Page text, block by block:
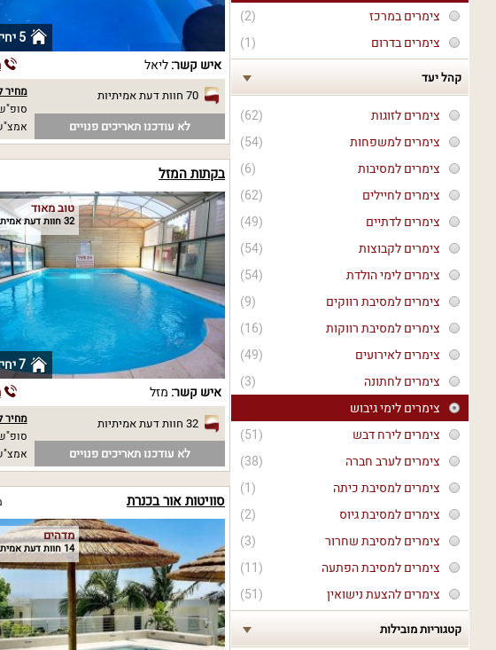
(2)
צימרים במרכז
(1)
צימרים בדרום
קהל יעד
(62)
צימרים לזוגות
(54)
צימרים למשפחות
(6)
צימרים למסיבות
(62)
צימרים לחיילים
(49)
צימרים לדתיים
(54)
צימרים לקבוצות
(54)
צימרים לימי הולדת
(9)
צימרים למסיבת רווקים
(16)
צימרים למסיבת רווקות
(49)
צימרים לאירועים
(3)
צימרים לחתונה
צימרים לימי גיבוש
(51)
צימרים לירח דבש
(38)
צימרים לערב חברה
(1)
צימרים למסיבת כיתה
(2)
צימרים למסיבת גיוס
(3)
צימרים למסיבת שחרור
(11)
צימרים למסיבת הפתעה
(51)
צימרים להצעת נישואין
קטגוריות מובילות
5 יחידות אירוח
איש קשר:ליאל
70 חוות דעת אמיתיות
לא עודכנו תאריכים פנויים
מחיר
סופ"ש 600
אמצ"ש
בקתות המזל
טוב מאוד
32 חוות דעת אמיתיות
7 יחידות אירוח
איש קשר: מזל
32 חוות דעת אמיתיות
לא עודכנו תאריכים פנויים
מחיר
סופ"ש
אמצ"ש
סוויטות אור בכנרת
מדהים
14 חוות דעת אמיתיות